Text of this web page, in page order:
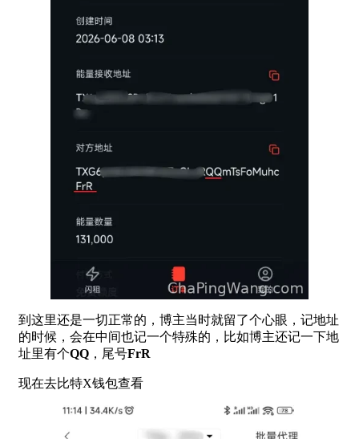
到这里还是一切正常的，博主当时就留了个心眼，记地址
的时候，会在中间也记一个特殊的，比如博主还记一下地
址里有个QQ ，尾号FrR
现在去比特X钱包查看